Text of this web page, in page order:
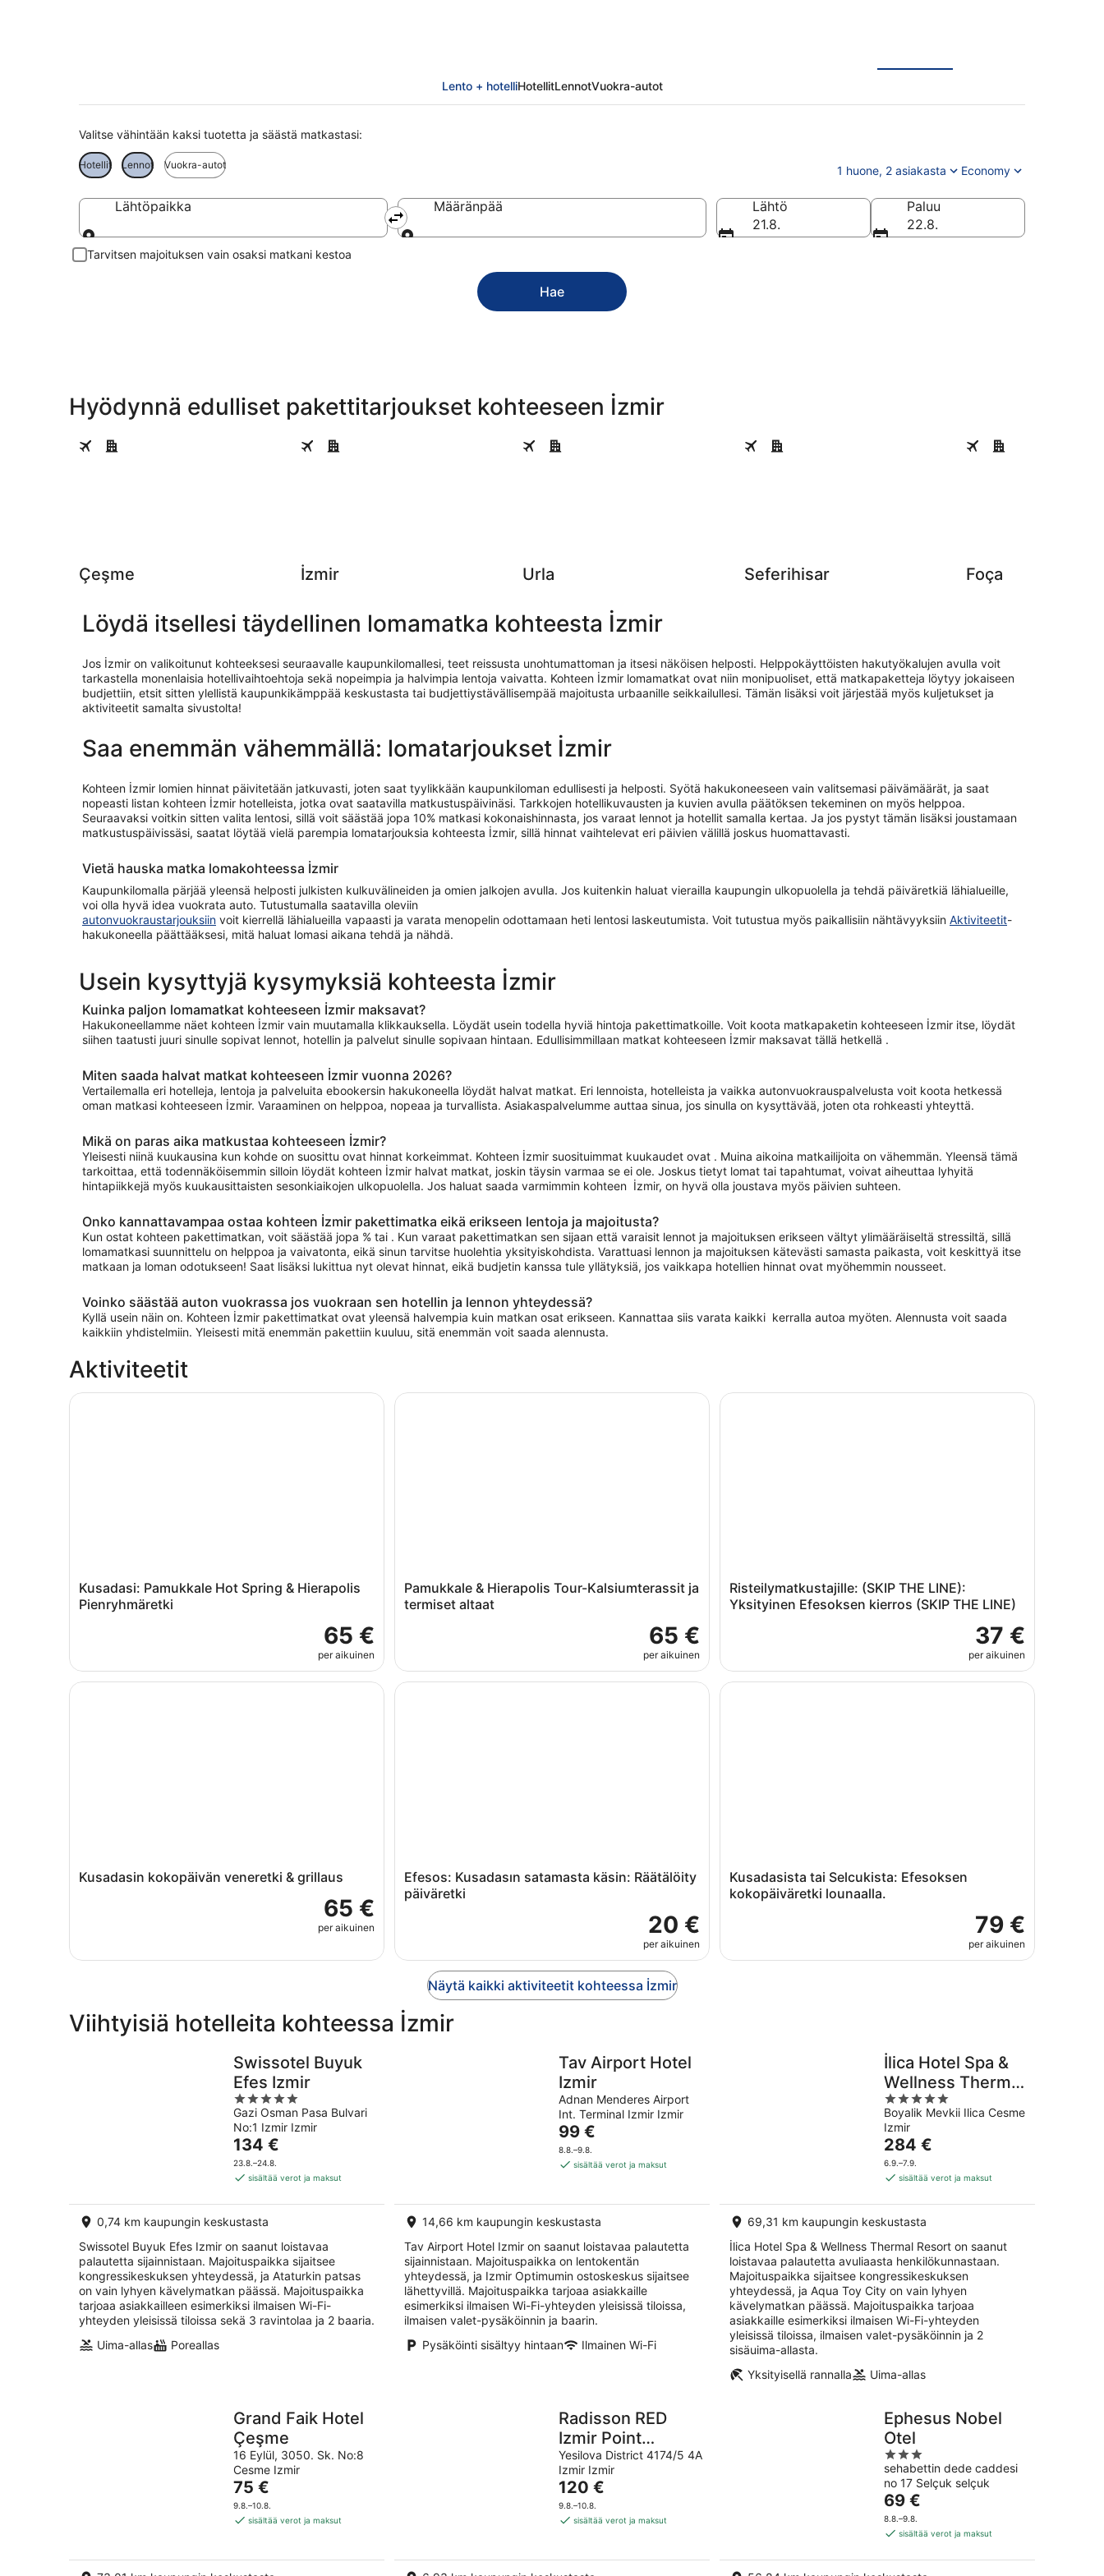
Lento + hotelliHotellitLennotVuokra-autot
Valitse vähintään kaksi tuotetta ja säästä matkastasi:
Hotellit Lennot Vuokra-autot 1 huone, 2 asiakasta Economy
Lähtöpaikka
Lähtöpaikka
Määränpää
Lähtö
21.8.
Paluu
22.8.
Tarvitsen majoituksen vain osaksi matkani kestoa
Hae
Hyödynnä edulliset pakettitarjoukset kohteeseen İzmir
Çeşme
Çeşme
İzmir
İzmir
Urla
Urla
Seferihisar
Seferihisar
Foça
Foça
Löydä itsellesi täydellinen lomamatka kohteesta İzmir
Jos İzmir on valikoitunut kohteeksesi seuraavalle kaupunkilomallesi, teet reissusta unohtumattoman ja itsesi näköisen helposti. Helppokäyttöisten hakutyökalujen avulla voit
tarkastella monenlaisia hotellivaihtoehtoja sekä nopeimpia ja halvimpia lentoja vaivatta. Kohteen İzmir lomamatkat ovat niin monipuoliset, että matkapaketteja löytyy jokaiseen
budjettiin, etsit sitten ylellistä kaupunkikämppää keskustasta tai budjettiystävällisempää majoitusta urbaanille seikkailullesi. Tämän lisäksi voit järjestää myös kuljetukset ja
aktiviteetit samalta sivustolta!
Saa enemmän vähemmällä: lomatarjoukset İzmir
Kohteen İzmir lomien hinnat päivitetään jatkuvasti, joten saat tyylikkään kaupunkiloman edullisesti ja helposti. Syötä hakukoneeseen vain valitsemasi päivämäärät, ja saat
nopeasti listan kohteen İzmir hotelleista, jotka ovat saatavilla matkustuspäivinäsi. Tarkkojen hotellikuvausten ja kuvien avulla päätöksen tekeminen on myös helppoa.
Seuraavaksi voitkin sitten valita lentosi, sillä voit säästää jopa 10% matkasi kokonaishinnasta, jos varaat lennot ja hotellit samalla kertaa. Ja jos pystyt tämän lisäksi joustamaan
matkustuspäivissäsi, saatat löytää vielä parempia lomatarjouksia kohteesta İzmir, sillä hinnat vaihtelevat eri päivien välillä joskus huomattavasti.
Vietä hauska matka lomakohteessa İzmir
Kaupunkilomalla pärjää yleensä helposti julkisten kulkuvälineiden ja omien jalkojen avulla. Jos kuitenkin haluat vierailla kaupungin ulkopuolella ja tehdä päiväretkiä lähialueille,
voi olla hyvä idea vuokrata auto. Tutustumalla saatavilla oleviin
autonvuokraustarjouksiin voit kierrellä lähialueilla vapaasti ja varata menopelin odottamaan heti lentosi laskeutumista. Voit tutustua myös paikallisiin nähtävyyksiin Aktiviteetit-
hakukoneella päättääksesi, mitä haluat lomasi aikana tehdä ja nähdä.
Usein kysyttyjä kysymyksiä kohteesta İzmir
Kuinka paljon lomamatkat kohteeseen İzmir maksavat?
Hakukoneellamme näet kohteen İzmir vain muutamalla klikkauksella. Löydät usein todella hyviä hintoja pakettimatkoille. Voit koota matkapaketin kohteeseen İzmir itse, löydät
siihen taatusti juuri sinulle sopivat lennot, hotellin ja palvelut sinulle sopivaan hintaan. Edullisimmillaan matkat kohteeseen İzmir maksavat tällä hetkellä .
Miten saada halvat matkat kohteeseen İzmir vuonna 2026?
Vertailemalla eri hotelleja, lentoja ja palveluita ebookersin hakukoneella löydät halvat matkat. Eri lennoista, hotelleista ja vaikka autonvuokrauspalvelusta voit koota hetkessä
oman matkasi kohteeseen İzmir. Varaaminen on helppoa, nopeaa ja turvallista. Asiakaspalvelumme auttaa sinua, jos sinulla on kysyttävää, joten ota rohkeasti yhteyttä.
Mikä on paras aika matkustaa kohteeseen İzmir?
Yleisesti niinä kuukausina kun kohde on suosittu ovat hinnat korkeimmat. Kohteen İzmir suosituimmat kuukaudet ovat . Muina aikoina matkailijoita on vähemmän. Yleensä tämä
tarkoittaa, että todennäköisemmin silloin löydät kohteen İzmir halvat matkat, joskin täysin varmaa se ei ole. Joskus tietyt lomat tai tapahtumat, voivat aiheuttaa lyhyitä
hintapiikkejä myös kuukausittaisten sesonkiaikojen ulkopuolella. Jos haluat saada varmimmin kohteen İzmir, on hyvä olla joustava myös päivien suhteen.
Onko kannattavampaa ostaa kohteen İzmir pakettimatka eikä erikseen lentoja ja majoitusta?
Kun ostat kohteen pakettimatkan, voit säästää jopa % tai . Kun varaat pakettimatkan sen sijaan että varaisit lennot ja majoituksen erikseen vältyt ylimääräiseltä stressiltä, sillä
lomamatkasi suunnittelu on helppoa ja vaivatonta, eikä sinun tarvitse huolehtia yksityiskohdista. Varattuasi lennon ja majoituksen kätevästi samasta paikasta, voit keskittyä itse
matkaan ja loman odotukseen! Saat lisäksi lukittua nyt olevat hinnat, eikä budjetin kanssa tule yllätyksiä, jos vaikkapa hotellien hinnat ovat myöhemmin nousseet.
Voinko säästää auton vuokrassa jos vuokraan sen hotellin ja lennon yhteydessä?
Kyllä usein näin on. Kohteen İzmir pakettimatkat ovat yleensä halvempia kuin matkan osat erikseen. Kannattaa siis varata kaikki kerralla autoa myöten. Alennusta voit saada
kaikkiin yhdistelmiin. Yleisesti mitä enemmän pakettiin kuuluu, sitä enemmän voit saada alennusta.
Aktiviteetit
Kusadasi: Pamukkale Hot Spring & Hierapolis
Pienryhmäretki
65 €
per aikuinen
Kusadasi: Pamukkale Hot Spring & Hierapolis Pienryhmäretki
Pamukkale & Hierapolis Tour-Kalsiumterassit ja
termiset altaat
65 €
per aikuinen
Pamukkale & Hierapolis Tour-Kalsiumterassit ja termiset altaat
Risteilymatkustajille: (SKIP THE LINE):
Yksityinen Efesoksen kierros (SKIP THE LINE)
37 €
per aikuinen
Risteilymatkustajille: (SKIP THE LINE): Yksityinen Efesoksen
Kusadasin kokopäivän veneretki & grillaus
65 €
per aikuinen
Kusadasin kokopäivän veneretki & grillaus
Efesos: Kusadasın satamasta käsin: Räätälöity
päiväretki
20 €
per aikuinen
Efesos: Kusadasın satamasta käsin: Räätälöity päiväretki
Kusadasista tai Selcukista: Efesoksen
kokopäiväretki lounaalla.
79 €
per aikuinen
Kusadasista tai Selcukista: Efesoksen kokopäiväretki
Näytä kaikki aktiviteetit kohteessa İzmir
Viihtyisiä hotelleita kohteessa İzmir
Swissotel Buyuk
Efes Izmir
5
out
of
5
Gazi Osman Pasa Bulvari
No:1 Izmir Izmir
Hinta
on
134 €
yö
134 €
23.8.–24.8.
sisältää verot ja maksut
0,74 km kaupungin keskustasta
Swissotel Buyuk Efes Izmir on saanut loistavaa
palautetta sijainnistaan. Majoituspaikka sijaitsee
kongressikeskuksen yhteydessä, ja Ataturkin patsas
on vain lyhyen kävelymatkan päässä. Majoituspaikka
tarjoaa asiakkailleen esimerkiksi ilmaisen Wi-Fi-
yhteyden yleisissä tiloissa sekä 3 ravintolaa ja 2 baaria.
Uima-allas
Poreallas
Tav Airport Hotel
Izmir
Adnan Menderes Airport
Int. Terminal Izmir Izmir
Hinta
on
99 €
99 €
8.8.–9.8.
sisältää verot ja maksut
14,66 km kaupungin keskustasta
Tav Airport Hotel Izmir on saanut loistavaa palautetta
sijainnistaan. Majoituspaikka on lentokentän
yhteydessä, ja Izmir Optimumin ostoskeskus sijaitsee
lähettyvillä. Majoituspaikka tarjoaa asiakkaille
esimerkiksi ilmaisen Wi-Fi-yhteyden yleisissä tiloissa,
ilmaisen valet-pysäköinnin ja baarin.
Pysäköinti sisältyy hintaan
Ilmainen Wi-Fi
İlica Hotel Spa &
Wellness Thermal
Resort
5
out
of
5
Boyalik Mevkii Ilica Cesme
Izmir
Hinta
on
284 €
yö
284 €
6.9.–7.9.
sisältää verot ja maksut
69,31 km kaupungin keskustasta
İlica Hotel Spa & Wellness Thermal Resort on saanut
loistavaa palautetta avuliaasta henkilökunnastaan.
Majoituspaikka sijaitsee kongressikeskuksen
yhteydessä, ja Aqua Toy City on vain lyhyen
kävelymatkan päässä. Majoituspaikka tarjoaa
asiakkaille esimerkiksi ilmaisen Wi-Fi-yhteyden
yleisissä tiloissa, ilmaisen valet-pysäköinnin ja 2
sisäuima-allasta.
Yksityisellä rannalla
Uima-allas
Grand Faik Hotel
Çeşme
16 Eylül, 3050. Sk. No:8
Cesme Izmir
Hinta
on
75 €
75 €
9.8.–10.8.
sisältää verot ja maksut
Radisson RED
Izmir Point
Bornova
Yesilova District 4174/5 4A
Izmir Izmir
Hinta
on
120 €
120 €
9.8.–10.8.
sisältää verot ja maksut
Ephesus Nobel
Otel
3
out
of
5
sehabettin dede caddesi
no 17 Selçuk selçuk
Hinta
on
69 €
yö
69 €
8.8.–9.8.
sisältää verot ja maksut